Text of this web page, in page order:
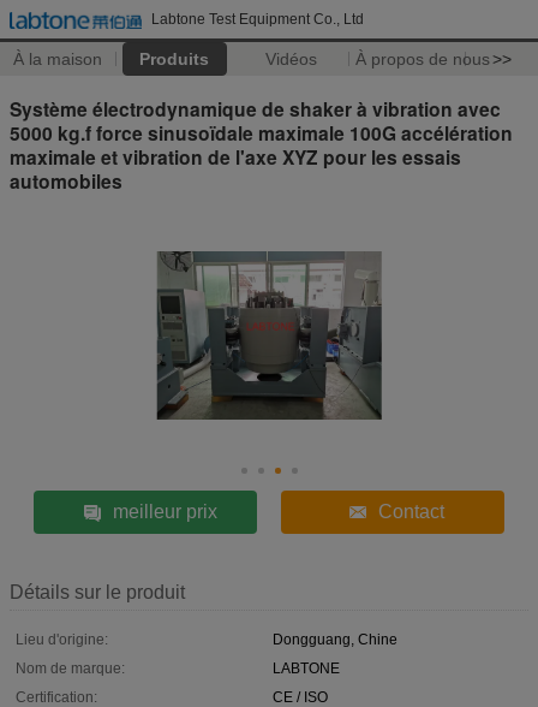
Labtone Test Equipment Co., Ltd
À la maison Produits Vidéos À propos de nous>>
Système électrodynamique de shaker à vibration avec
5000 kg.f force sinusoïdale maximale 100G accélération
maximale et vibration de l'axe XYZ pour les essais
automobiles
meilleur prix Contact
Détails sur le produit
Lieu d'origine:
Dongguang, Chine
Nom de marque:
LABTONE
Certification:
CE / ISO